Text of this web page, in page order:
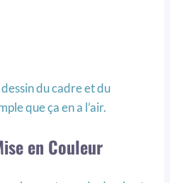
du cadre et du
que ça en a l’air.
en Couleur